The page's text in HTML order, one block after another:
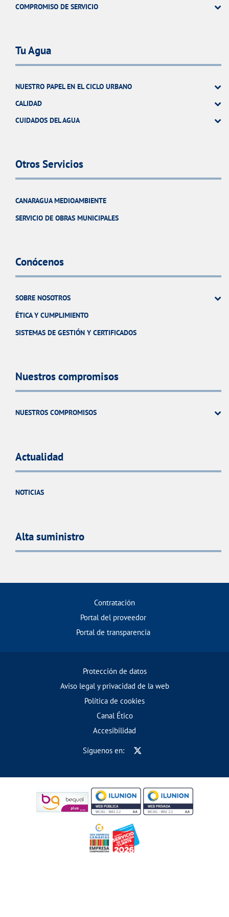
COMPROMISO DE SERVICIO
Tu Agua
NUESTRO PAPEL EN EL CICLO URBANO
CALIDAD
CUIDADOS DEL AGUA
Otros Servicios
CANARAGUA MEDIOAMBIENTE
SERVICIO DE OBRAS MUNICIPALES
Conócenos
SOBRE NOSOTROS
ÉTICA Y CUMPLIMIENTO
SISTEMAS DE GESTIÓN Y CERTIFICADOS
Nuestros compromisos
NUESTROS COMPROMISOS
Actualidad
NOTICIAS
Alta suministro
Contratación
Portal del proveedor
Portal de transparencia
Protección de datos
Aviso legal y privacidad de la web
Política de cookies
Canal Ético
Accesibilidad
Síguenos en: